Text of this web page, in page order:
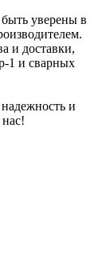
уверены в
и доставки,
1 и сварных
и